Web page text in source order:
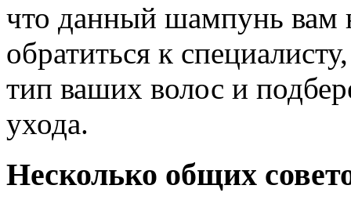
что данный шампунь вам
обратиться к
тип ваших волос и
ухода.
Несколько общих